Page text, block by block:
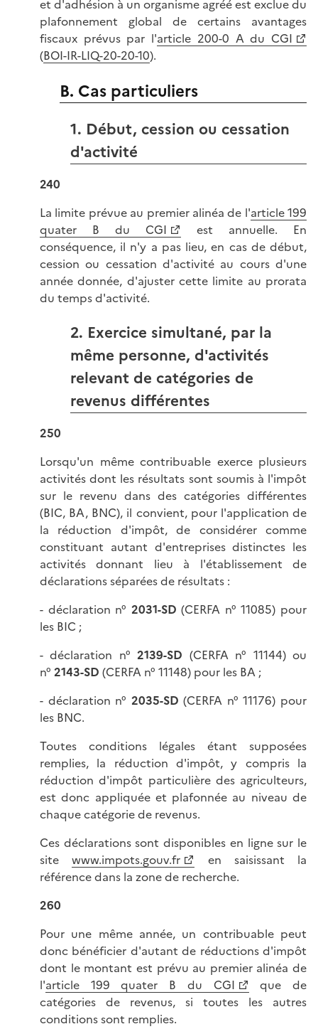
et d'adhésion à un organisme agréé est exclue du
plafonnement global de certains avantages
fiscaux prévus par l'article 200-0 A du CGI
(BOI-IR-LIQ-20-20-10).
B. Cas particuliers
1. Début, cession ou cessation
d'activité
240
La limite prévue au premier alinéa de l'article 199
quater B du CGI
est annuelle. En
conséquence, il n'y a pas lieu, en cas de début,
cession ou cessation d'activité au cours d'une
année donnée, d'ajuster cette limite au prorata
du temps d'activité.
2. Exercice simultané, par la
même personne, d'activités
relevant de catégories de
revenus différentes
250
Lorsqu'un même contribuable exerce plusieurs
activités dont les résultats sont soumis à l'impôt
sur le revenu dans des catégories différentes
(BIC, BA, BNC), il convient, pour l'application de
la réduction d'impôt, de considérer comme
constituant autant d'entreprises distinctes les
activités donnant lieu à l'établissement de
déclarations séparées de résultats :
- déclaration n° 2031-SD (CERFA n° 11085) pour
les BIC ;
- déclaration n° 2139-SD (CERFA n° 11144) ou
n° 2143-SD (CERFA n° 11148) pour les BA ;
- déclaration n° 2035-SD (CERFA n° 11176) pour
les BNC.
Toutes conditions légales étant supposées
remplies, la réduction d'impôt, y compris la
réduction d'impôt particulière des agriculteurs,
est donc appliquée et plafonnée au niveau de
chaque catégorie de revenus.
Ces déclarations sont disponibles en ligne sur le
sitewww.impots.gouv.fr
en saisissant la
référence dans la zone de recherche.
260
Pour une même année, un contribuable peut
donc bénéficier d'autant de réductions d'impôt
dont le montant est prévu au premier alinéa de
l'article 199 quater B du CGI
que de
catégories de revenus, si toutes les autres
conditions sont remplies.